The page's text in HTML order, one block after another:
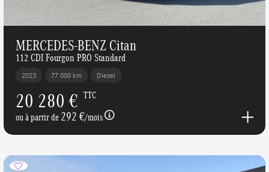
MERCEDES-BENZ Citan
112 CDI Fourgon PRO Standard
2023 77 000 km Diesel
20 280 € TTC
ou à partir de292 €/mois